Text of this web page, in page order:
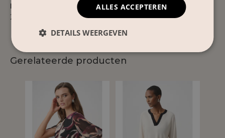
Product Nr.
26ZFZG16
Gerelateerde producten
ALLES ACCEPTEREN
DETAILS WEERGEVEN